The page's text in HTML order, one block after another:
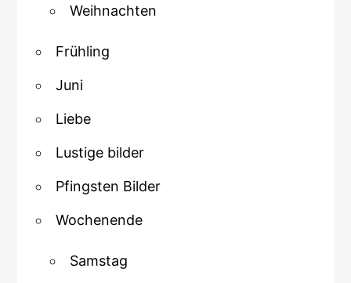
Weihnachten
Frühling
Juni
Liebe
Lustige bilder
Pfingsten Bilder
Wochenende
Samstag